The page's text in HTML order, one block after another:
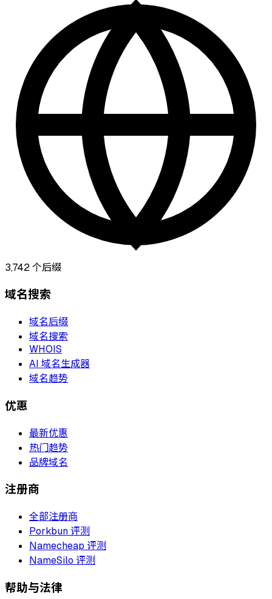
3,742个后缀
域名搜索
域名后缀
域名搜索
WHOIS
AI 域名生成器
域名趋势
优惠
最新优惠
热门趋势
品牌域名
注册商
全部注册商
Porkbun 评测
Namecheap 评测
NameSilo 评测
帮助与法律